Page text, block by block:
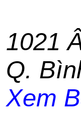
1021
Q.
Xem